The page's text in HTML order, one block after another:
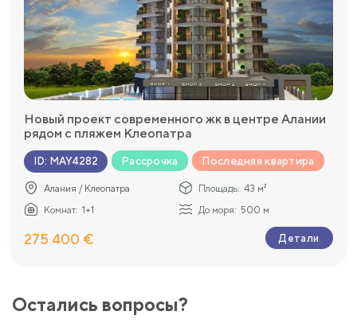
Новый проект современного жк в центре Алании
рядом с пляжем Клеопатра
ID: MAY4282 Рассрочка Последняя квартира
Алания / Клеопатра Площадь: 43 м²
Комнат: 1+1 До моря: 500 м
275 400 € Детали
Остались вопросы?